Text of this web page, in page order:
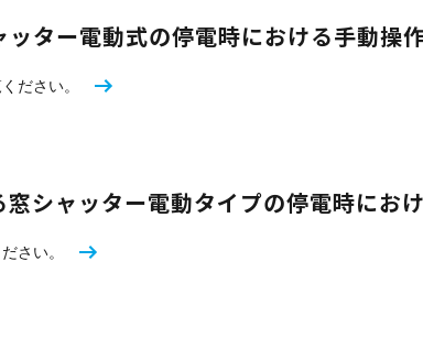
ター電動式の停電時における手動操
ださい。
シャッター電動タイプの停電時にお
さい。